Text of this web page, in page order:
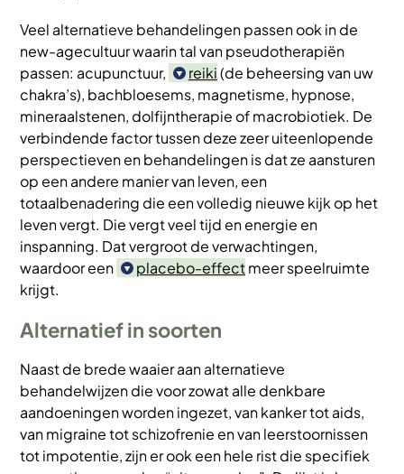
Veel alternatieve behandelingen passen ook in de
new-agecultuur waarin tal van pseudotherapiën
passen: acupunctuur,
reiki(de beheersing van uw
chakra’s), bachbloesems, magnetisme, hypnose,
mineraalstenen, dolfijntherapie of macrobiotiek. De
verbindende factor tussen deze zeer uiteenlopende
perspectieven en behandelingen is dat ze aansturen
op een andere manier van leven, een
totaalbenadering die een volledig nieuwe kijk op het
leven vergt. Die vergt veel tijd en energie en
inspanning. Dat vergroot de verwachtingen,
waardoor een
placebo-effectmeer speelruimte
krijgt.
Alternatief in soorten
Naast de brede waaier aan alternatieve
behandelwijzen die voor zowat alle denkbare
aandoeningen worden ingezet, van kanker tot aids,
van migraine tot schizofrenie en van leerstoornissen
tot impotentie, zijn er ook een hele rist die specifiek